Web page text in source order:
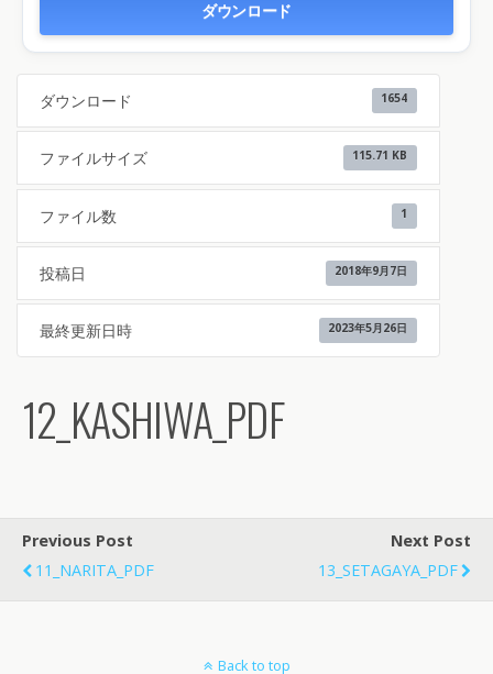
ダウンロード
ダウンロード 1654
ファイルサイズ 115.71 KB
ファイル数 1
投稿日 2018年9月7日
最終更新日時 2023年5月26日
12_KASHIWA_PDF
Previous Post
11_NARITA_PDF
Next Post
13_SETAGAYA_PDF
Back to top